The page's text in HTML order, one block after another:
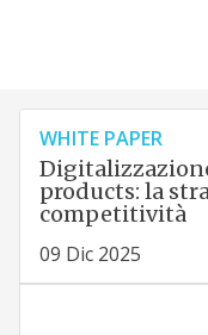
WHITE PAPER
products: la
competitività
09 Dic 2025